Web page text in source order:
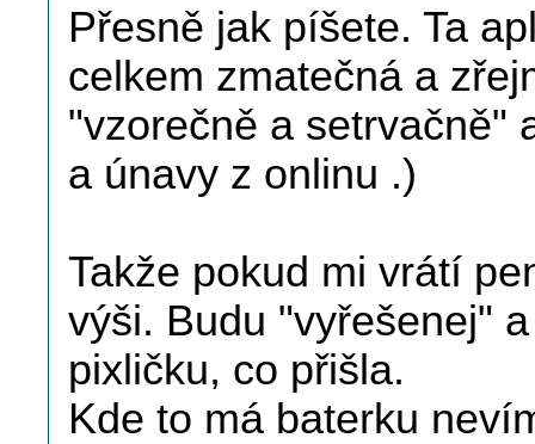
Přesně jak píšete. Ta
celkem zmatečná a
"vzorečně a setrvačně"
a únavy z onlinu .)
Takže pokud mi vrátí
výši. Budu "vyřešenej"
pixličku, co přišla.
Kde to má baterku